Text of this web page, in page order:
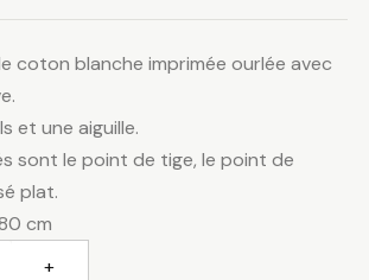
coton blanche imprimée ourlée avec
et une aiguille.
sont le point de tige, le point de
plat.
cm
+